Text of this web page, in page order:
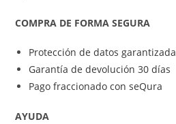
COMPRA DE FORMA SEGURA
Protección de datos garantizada
Garantía de devolución 30 días
Pago fraccionado con seQura
AYUDA